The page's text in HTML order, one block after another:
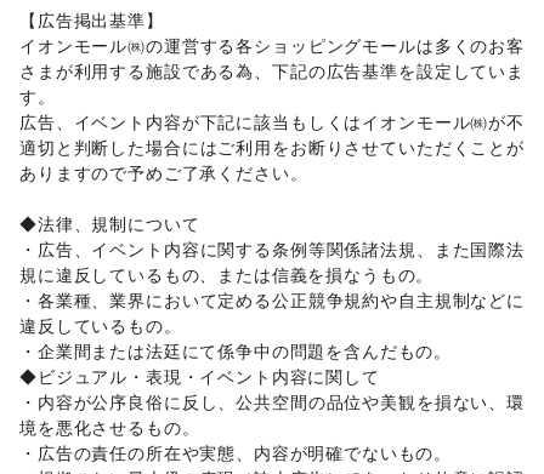
犬・猫・ペット
その他インテリア・生活雑貨
生活サービス
携帯キャリア・格安SIM/インターネット・プロバイダ /
電気・ガス
ウォーターサーバー
ハウスクリーニング・家事代行 /定期宅配 /
リサイクル雑貨・古本/買取査定・金券/
ギフト・プレゼント/冠婚葬祭/ 資格・習い事
住宅（購入・賃貸）
就職・転職・求人/その他生活サービス
金融サービス
クレジットカード/保険/ 銀行/住宅ローン /証券・FX
不動産投資/その他金融サービス
子育て・教育
ベビー用品/ランドセル/学習教材・通信教育/
子供向け教室・レッスン/塾・家庭教師/おもちゃ・絵本
その他子育て・教育
美容・健康・医療
ジム・フィットネス/ダイエット・健康グッズ/
【広告掲出基準】
イオンモール㈱の運営する各ショッピングモールは多くのお客
さまが利用する施設である為、下記の広告基準を設定していま
す。
広告、イベント内容が下記に該当もしくはイオンモール㈱が不
適切と判断した場合にはご利用をお断りさせていただくことが
ありますので予めご了承ください。
◆法律、規制について
・広告、イベント内容に関する条例等関係諸法規、また国際法
規に違反しているもの、または信義を損なうもの。
・各業種、業界において定める公正競争規約や自主規制などに
違反しているもの。
・企業間または法廷にて係争中の問題を含んだもの。
◆ビジュアル・表現・イベント内容に関して
・内容が公序良俗に反し、公共空間の品位や美観を損ない、環
境を悪化させるもの。
・広告の責任の所在や実態、内容が明確でないもの。